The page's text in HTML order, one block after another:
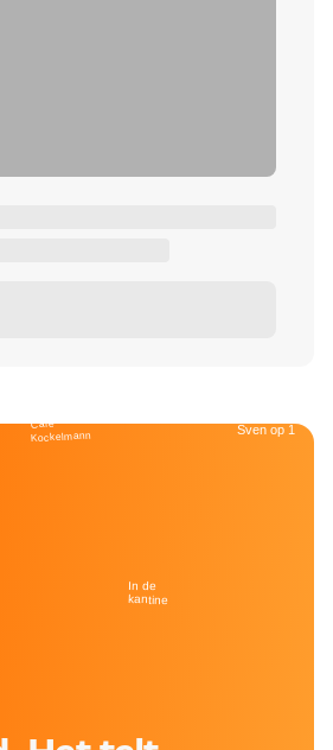
Café
Kockelmann
In de
kantine
Sven op 1